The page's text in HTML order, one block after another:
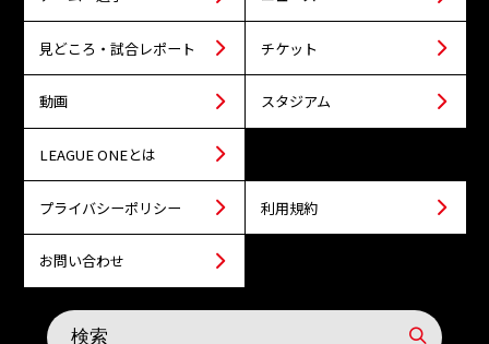
見どころ・試合レポート チケット
動画 スタジアム
LEAGUE ONEとは
プライバシーポリシー 利用規約
お問い合わせ